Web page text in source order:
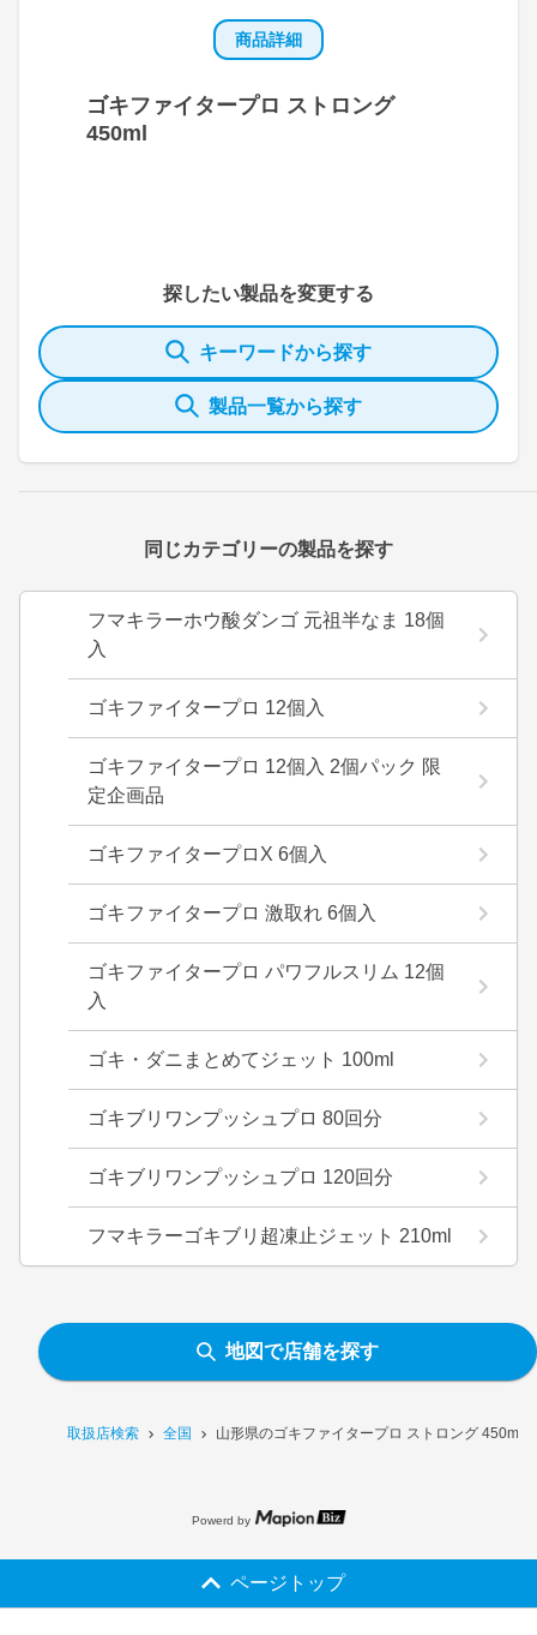
取扱店検索 全国 山形県のゴキファイタープロ ストロング 450ml
商品詳細
ゴキファイタープロ ストロング
450ml
探したい製品を変更する
キーワードから探す
製品一覧から探す
同じカテゴリーの製品を探す
フマキラーホウ酸ダンゴ 元祖半なま 18個
入
ゴキファイタープロ 12個入
ゴキファイタープロ 12個入 2個パック 限
定企画品
ゴキファイタープロX 6個入
ゴキファイタープロ 激取れ 6個入
ゴキファイタープロ パワフルスリム 12個
入
ゴキ・ダニまとめてジェット 100ml
ゴキブリワンプッシュプロ 80回分
ゴキブリワンプッシュプロ 120回分
フマキラーゴキブリ超凍止ジェット 210ml
地図で店舗を探す
Powerd by
ページトップ